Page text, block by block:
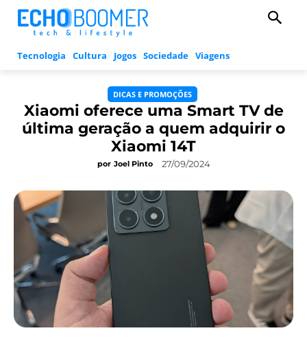
Tecnologia Cultura Jogos Sociedade Viagens
DICAS E PROMOÇÕES
Xiaomi oferece uma Smart TV de
última geração a quem adquirir o
Xiaomi 14T
por Joel Pinto 27/09/2024